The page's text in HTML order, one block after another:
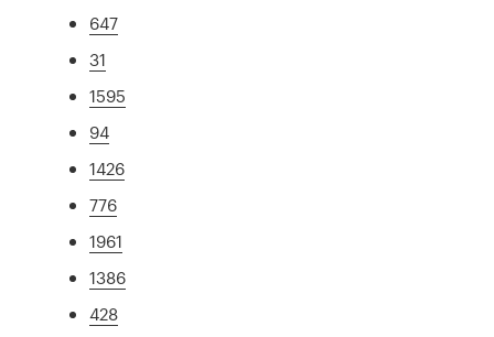
647
31
1595
94
1426
776
1961
1386
428